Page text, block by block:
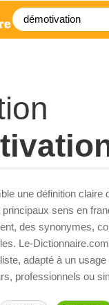
une définition claire
principaux sens en
des synonymes,
Le-
adapté à un
professionnels ou